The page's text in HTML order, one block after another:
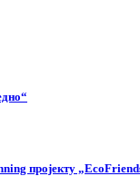
пројекту